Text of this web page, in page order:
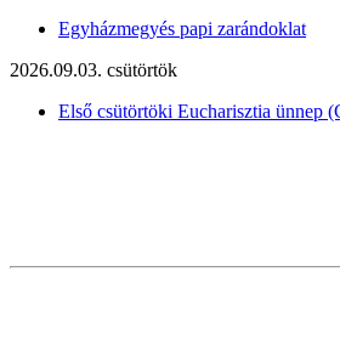
Egyházmegyés papi zarándoklat
2026.09.03. csütörtök
Első csütörtöki Eucharisztia ünnep